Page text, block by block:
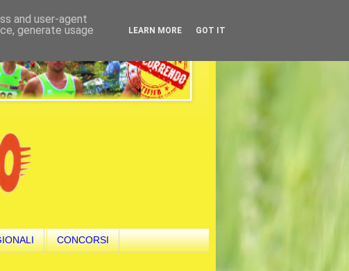
CONCORSI
and user-agent
generate usage
LEARN MORE GOT IT